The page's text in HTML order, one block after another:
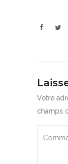
Votre
champs